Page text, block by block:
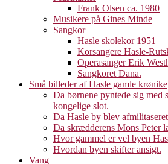
Frank Olsen ca. 1980
Musikere på Gines Minde
Sangkor
Hasle skolekor 1951
Korsangere Hasle-
Operasanger Erik
Sangkoret Dana.
Små billeder af Hasle gamle krønike
Da børnene pyntede sig med
kongelige slot.
Da Hasle by blev
Da skrædderens Mons Peter
Hvor gammel er vel byen
Hvordan byen skifter ansigt.
Vang